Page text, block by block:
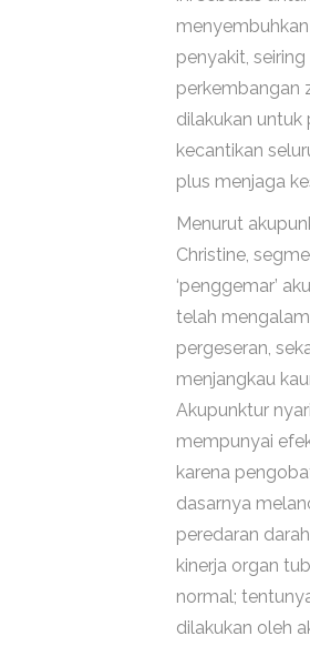
penyakit, seiring
perkembangan
dilakukan untuk
kecantikan
plus menjaga
Menurut
Christine,
‘penggemar’
telah
pergeseran,
menjangkau
Akupunktur
mempunyai
karena
dasarnya
peredaran
kinerja organ
normal;
dilakukan oleh